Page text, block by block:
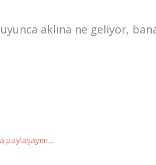
aklına ne geliyor,
paylaşayım...